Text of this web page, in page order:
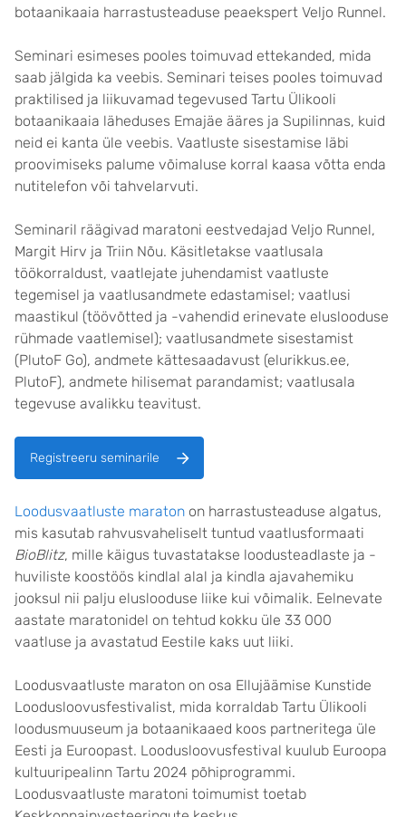
botaanikaaia harrastusteaduse peaekspert Veljo Runnel.
Seminari esimeses pooles toimuvad ettekanded, mida
saab jälgida ka veebis. Seminari teises pooles toimuvad
praktilised ja liikuvamad tegevused Tartu Ülikooli
botaanikaaia läheduses Emajäe ääres ja Supilinnas, kuid
neid ei kanta üle veebis. Vaatluste sisestamise läbi
proovimiseks palume võimaluse korral kaasa võtta enda
nutitelefon või tahvelarvuti.
Seminaril räägivad maratoni eestvedajad Veljo Runnel,
Margit Hirv ja Triin Nõu. Käsitletakse vaatlusala
töökorraldust, vaatlejate juhendamist vaatluste
tegemisel ja vaatlusandmete edastamisel; vaatlusi
maastikul (töövõtted ja -vahendid erinevate eluslooduse
rühmade vaatlemisel); vaatlusandmete sisestamist
(PlutoF Go), andmete kättesaadavust (elurikkus.ee,
PlutoF), andmete hilisemat parandamist; vaatlusala
tegevuse avalikku teavitust.
Registreeru seminarile
Loodusvaatluste maraton on harrastusteaduse algatus,
mis kasutab rahvusvaheliselt tuntud vaatlusformaati
BioBlitz, mille käigus tuvastatakse loodusteadlaste ja -
huviliste koostöös kindlal alal ja kindla ajavahemiku
jooksul nii palju eluslooduse liike kui võimalik. Eelnevate
aastate maratonidel on tehtud kokku üle 33 000
vaatluse ja avastatud Eestile kaks uut liiki.
Loodusvaatluste maraton on osa Ellujäämise Kunstide
Loodusloovusfestivalist, mida korraldab Tartu Ülikooli
loodusmuuseum ja botaanikaaed koos partneritega üle
Eesti ja Euroopast. Loodusloovusfestival kuulub Euroopa
kultuuripealinn Tartu 2024 põhiprogrammi.
Loodusvaatluste maratoni toimumist toetab